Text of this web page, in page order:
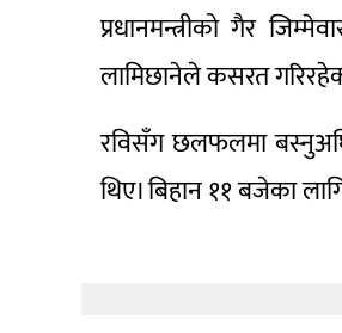
प्रधानमन्त्रीको गैर
लामिछानेले कसरत
रविसँग छलफलमा
थिए। बिहान ११ बजेका